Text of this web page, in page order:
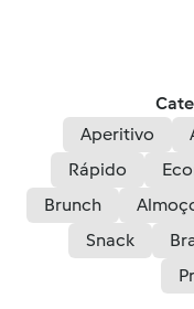
Aperitivo
Rápido
Brunch
Snack